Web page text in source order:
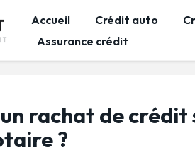
Accueil Crédit auto
Assurance crédit
rachat de crédit
?